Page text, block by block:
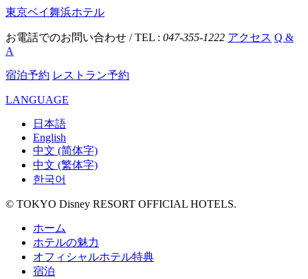
東京ベイ舞浜ホテル
お電話でのお問い合わせ / TEL : 047-355-1222 アクセス Q &
A
宿泊予約 レストラン予約
LANGUAGE
日本語
English
中文 (简体字)
中文 (繁体字)
한국어
© TOKYO Disney RESORT OFFICIAL HOTELS.
ホーム
ホテルの魅力
オフィシャルホテル特典
宿泊